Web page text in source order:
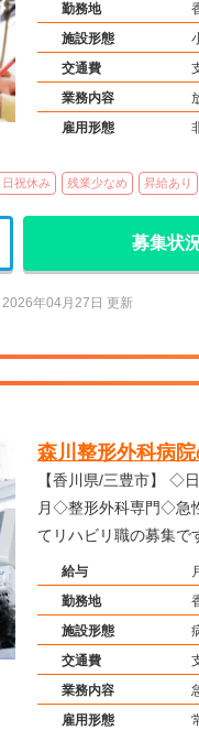
勤務地
施設形態
交通費
業務内容
雇用形態
日祝休み 残業少なめ 昇給あり
募集状
2026年04月27日 更新
森川整形外科病
【香川県/三豊市】 ◇日曜日・祝日固定休み◇賞与実績4.0ヶ月分◇月給23.5万円以上◇賞与4.0ヶ
月◇整形外科専門◇急
てリハビリ職の募集で
給与
勤務地
施設形態
交通費
業務内容
雇用形態